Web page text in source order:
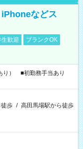
iPhoneなどス
生歓迎
ブランクOK
り） ■初勤務手当あり
歩 / 高田馬場駅から徒歩